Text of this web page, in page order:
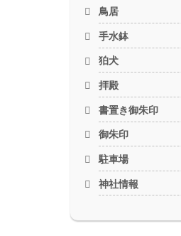
鳥居
手水鉢
狛犬
拝殿
書置き御朱印
御朱印
駐車場
神社情報